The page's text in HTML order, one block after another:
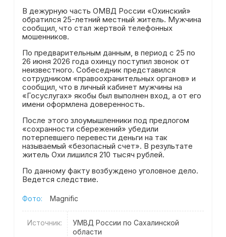
В дежурную часть ОМВД России «Охинский»
обратился 25-летний местный житель. Мужчина
сообщил, что стал жертвой телефонных
мошенников.
По предварительным данным, в период с 25 по
26 июня 2026 года охинцу поступил звонок от
неизвестного. Собеседник представился
сотрудником «правоохранительных органов» и
сообщил, что в личный кабинет мужчины на
«Госуслугах» якобы был выполнен вход, а от его
имени оформлена доверенность.
После этого злоумышленники под предлогом
«сохранности сбережений» убедили
потерпевшего перевести деньги на так
называемый «безопасный счет». В результате
житель Охи лишился 210 тысяч рублей.
По данному факту возбуждено уголовное дело.
Ведется следствие.
Фото: Magnific
Источник:
УМВД России по Сахалинской
области